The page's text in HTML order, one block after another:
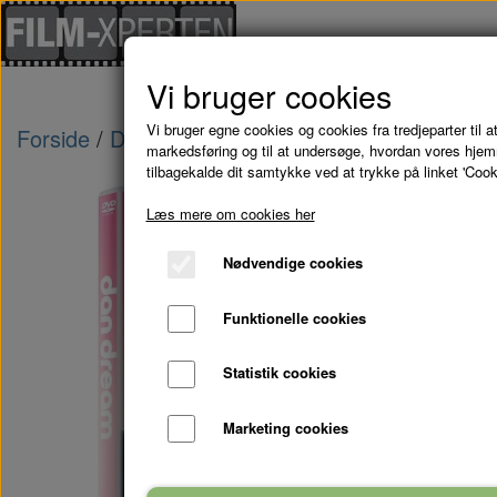
Forside Danske Film DAN DREAM - DVD
Vi bruger cookies
Vi bruger egne cookies og cookies fra tredjeparter til
markedsføring og til at undersøge, hvordan vores
tilbagekalde dit samtykke ved at trykke på linket
Læs mere om cookies her
Nødvendige cookies
Funktionelle cookies
Statistik cookies
Marketing cookies